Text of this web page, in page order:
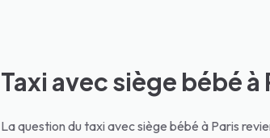
Taxi avec siège bébé
La question du taxi avec siège bébé à Paris